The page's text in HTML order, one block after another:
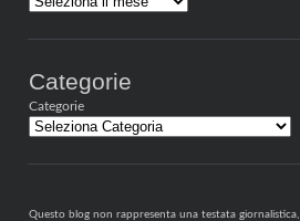
Categorie
Categorie
Questo blog non rappresenta una testata giornalistica,